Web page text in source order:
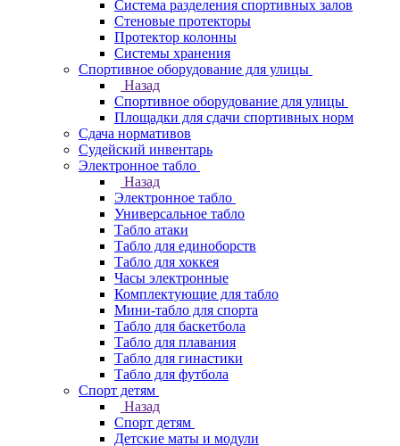
Система разделения спортивных залов
Стеновые протекторы
Протектор колонны
Системы хранения
Спортивное оборудование для улицы
Назад
Спортивное оборудование для улицы
Площадки для сдачи спортивных норм
Сдача нормативов
Судейский инвентарь
Электронное табло
Назад
Электронное табло
Универсальное табло
Табло атаки
Табло для единоборств
Табло для хоккея
Часы электронные
Комплектующие для табло
Мини-табло для спорта
Табло для баскетбола
Табло для плавания
Табло для гинастики
Табло для футбола
Спорт детям
Назад
Спорт детям
Детские маты и модули